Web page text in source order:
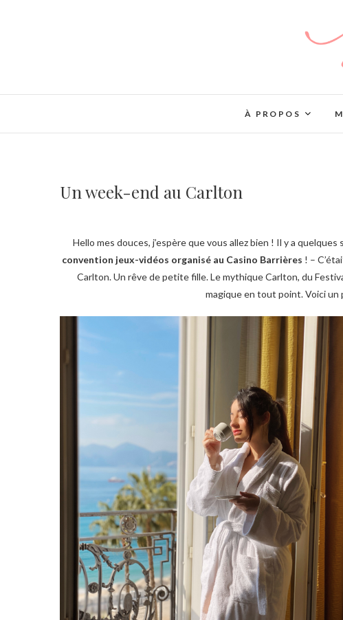
À PROPOS
Un week-end au Carlton
Hello mes douces, j’espère que vous allez bien ! Il y a
convention jeux-vidéos organisé au Casino Barrières ! –
Carlton. Un rêve de petite fille. Le mythique Carlton, du
magique en tout point. Voici un